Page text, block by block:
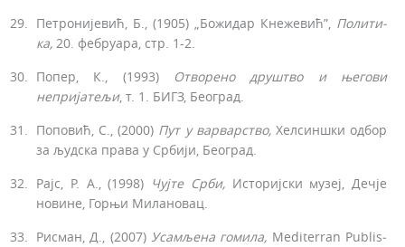
Петронијевић, Б., (1905) „Божидар Кнежевић”, Полити­
ка, 20. фебруара, стр. 1-2.
Попер, К., (1993)
Отворено друштво и његови
непријатељи, т. 1. БИГЗ, Београд.
Поповић, С., (2000) Пут у варварство,Хелсиншки од­бор
за људска права у Србији, Београд.
Рајс, Р. А., (1998) Чујте Срби,Историјски музеј, Дечје
новине, Горњи Милановац.
Рисман, Д., (2007) Усамљена гомила, Mediterran Publis­